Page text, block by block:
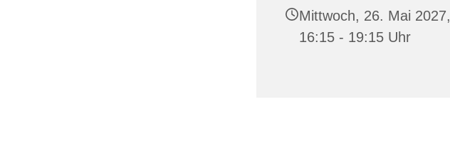
Mittwoch, 26. Mai 2027,
16:15 - 19:15 Uhr